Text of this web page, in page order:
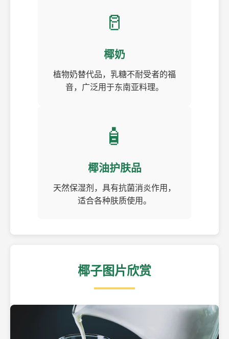
🥛
椰奶
植物奶替代品，乳糖不耐受者的福
音，广泛用于东南亚料理。
🧴
椰油护肤品
天然保湿剂，具有抗菌消炎作用，
适合各种肤质使用。
椰子图片欣赏